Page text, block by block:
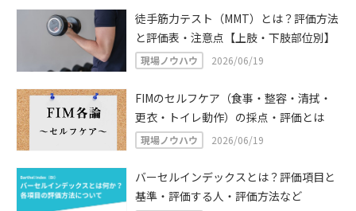
徒手筋力テスト（MMT）とは？評価方法
と評価表・注意点【上肢・下肢部位別】
現場ノウハウ 2026/06/19
FIMのセルフケア（食事・整容・清拭・
更衣・トイレ動作）の採点・評価とは
現場ノウハウ 2026/06/19
バーセルインデックスとは？評価項目と
基準・評価する人・評価方法など